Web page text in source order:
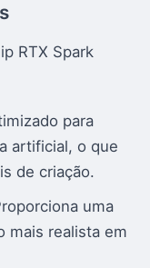
RTX Spark
para
artificial, o que
de criação.
uma
mais realista em